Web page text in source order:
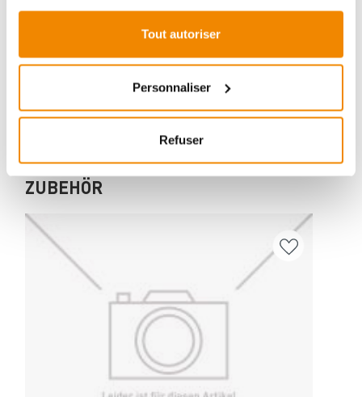
Tout autoriser
Personnaliser
Refuser
thème des poêles-cheminées. Aucune question ne
reste sans réponse, aucun problème n'est irrésolu.
pas à nous contacter:
[email protected]
Téléphone :
+33 1 59 58 12 04
ZUBEHÖR